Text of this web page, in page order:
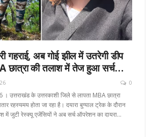
गहराई, अब गोई झील में उतरेगी डीप
छात्रा की तलाश में तेज हुआ सर्च…
0
उत्तराखंड के उत्तरकाशी जिले से लापता MBA छात्रा
रहस्यमय होता जा रहा है। दयारा बुग्याल ट्रेक के दौरान
में जुटी रेस्क्यू एजेंसियों ने अब सर्च ऑपरेशन का दायरा…